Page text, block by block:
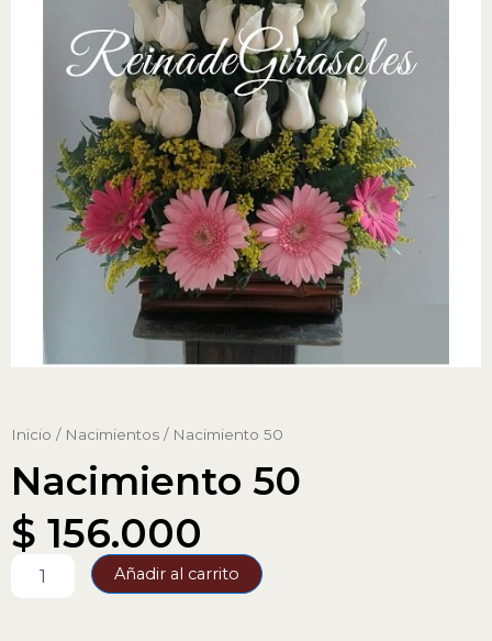
Inicio / Nacimientos / Nacimiento 50
Nacimiento 50
$ 156.000
Añadir al carrito